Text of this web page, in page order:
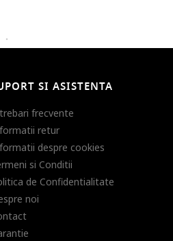
SI ASISTENTA
frecvente
retur
despre cookies
si Conditii
de Confidentialitate
noi